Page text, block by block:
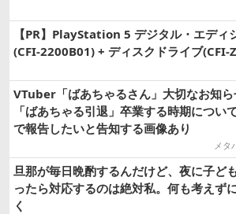
【PR】PlayStation 5 デジタル・エディ
(CFI-2200B01) + ディスクドライブ(CFI-
VTuber「ばあちゃるさん」大切なお知
「ばあちゃる引退」卒業する時期につい
で報告したいと告知する画像あり
旦那が毎日晩酌するんだけど、夜に子ど
ったら対応するのは絶対私。何も考えず
く